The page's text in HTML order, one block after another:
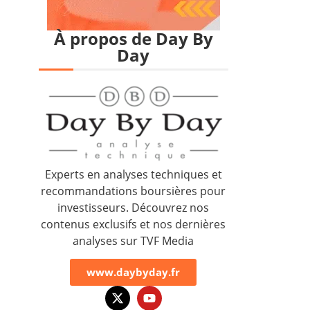
À propos de Day By
Day
Experts en analyses techniques et
recommandations boursières pour
investisseurs. Découvrez nos
contenus exclusifs et nos dernières
analyses sur TVF Media
www.daybyday.fr